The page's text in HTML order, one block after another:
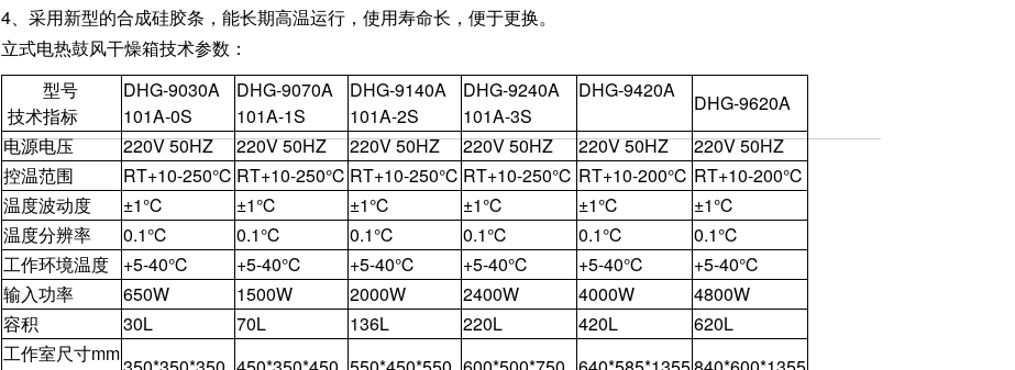
4、采用新型的合成硅胶条，能长期高温运行，使用寿命长，便于更换。
立式电热鼓风干燥箱技术参数：
型号
技术指标
DHG-9030A
101A-0S
DHG-9070A
101A-1S
DHG-9140A
101A-2S
DHG-9240A
101A-3S
DHG-9420A
DHG-9620A
电源电压
220V 50HZ 220V 50HZ 220V 50HZ 220V 50HZ 220V 50HZ
220V 50HZ
控温范围
RT+10-250℃ RT+10-250℃ RT+10-250℃ RT+10-250℃ RT+10-200℃ RT+10-200℃
温度波动度
±1℃ ±1℃ ±1℃ ±1℃ ±1℃
±1℃
温度分辨率
0.1℃ 0.1℃ 0.1℃ 0.1℃ 0.1℃
0.1℃
工作环境温度
+5-40℃ +5-40℃ +5-40℃ +5-40℃ +5-40℃
+5-40℃
输入功率
650W 1500W 2000W 2400W 4000W
4800W
容积
30L 70L 136L 220L 420L
620L
工作室尺寸mm